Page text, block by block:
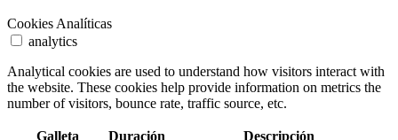
Cookies Analíticas
analytics
Analytical cookies are used to understand how visitors interact with
the website. These cookies help provide information on metrics the
number of visitors, bounce rate, traffic source, etc.
Galleta Duración Descripción